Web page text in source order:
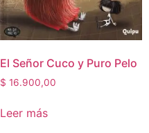
El Señor Cuco y Puro Pelo
$ 16.900,00
Leer más